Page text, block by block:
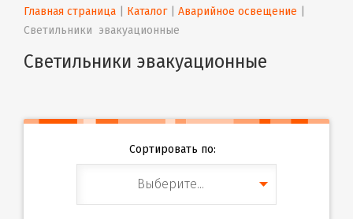
Главная страница Каталог | Аварийное освещение
Светильники  эвакуационные
Светильники эвакуационные
Сортировать по:
Выберите...